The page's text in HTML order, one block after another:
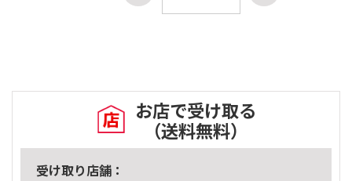
お店で受け取る
（送料無料）
受け取り店舗：